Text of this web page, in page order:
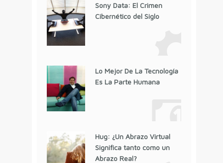
Sony Data: El Crimen
Cibernético del Siglo
Lo Mejor De La Tecnología
Es La Parte Humana
Hug: ¿Un Abrazo Virtual
Significa tanto como un
Abrazo Real?